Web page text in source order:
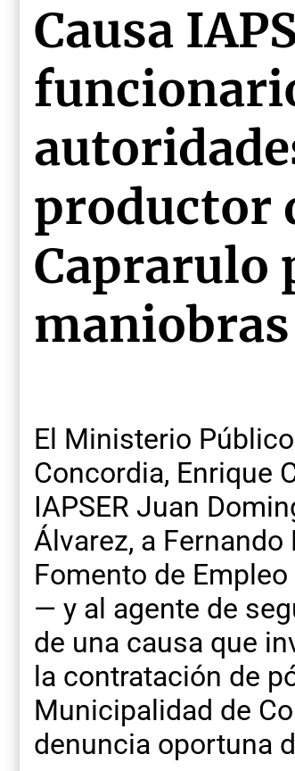
Causa
productor
Caprarulo
El Ministerio
Concordia, Enrique
IAPSER Juan
Álvarez, a
Fomento de
— y al agente de
de una causa que
la contratación de
Municipalidad de
denuncia oportuna